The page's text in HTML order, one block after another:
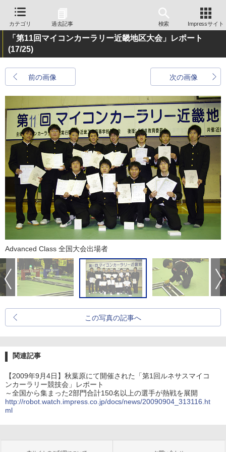
カテゴリ 過去記事 検索 Impressサイト
「第11回マイコンカーラリー近畿地区大会」レポート
(17/25)
前の画像 次の画像
Advanced Class 全国大会出場者
この写真の記事へ
関連記事
【2009年9月4日】秋葉原にて開催された「第1回ルネサスマイコ
ンカーラリー競技会」レポート
～全国から集まった2部門合計150名以上の選手が熱戦を展開
http://robot.watch.impress.co.jp/docs/news/20090904_313116.ht
ml